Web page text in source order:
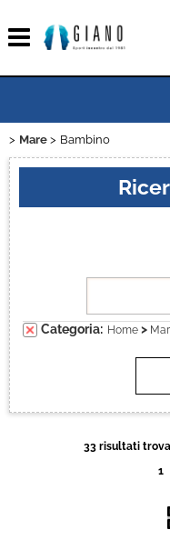
Mare Bambino
Categoria: Home >
33 risultati
1